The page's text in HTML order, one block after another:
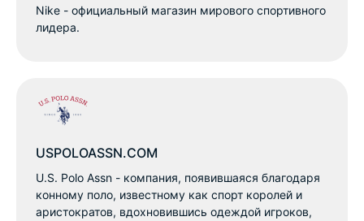
Nike - официальный магазин мирового спортивного
лидера.
USPOLOASSN.COM
U.S. Polo Assn - компания, появившаяся благодаря
конному поло, известному как спорт королей и
аристократов, вдохновившись одеждой игроков,